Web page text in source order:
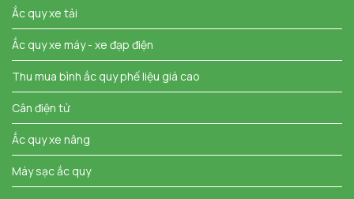
Ắc quy xe tải
Ắc quy xe máy - xe đạp điện
Thu mua bình ắc quy phế liệu giá cao
Cân điện tử
Ắc quy xe nâng
Máy sạc ắc quy